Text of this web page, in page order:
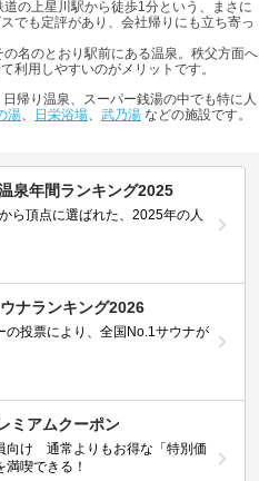
道の上星川駅から徒歩1分という、まさに
でも定評があり、会社帰りにも立ち寄っ
の名のとおり駅前にある温泉。秩父方面へ
利用しやすいのがメリットです。
帰り温泉、スーパー銭湯の中でも特に人
湯、 日栄浴場、 武乃湯 などの施設です。
泉年間ランキング2025
ら頂点に選ばれた、2025年の人
ナランキング2026
の投票により、全国No.1サウナが
ミアムクーポン
向け 通常よりもお得な「特別価
喫できる！